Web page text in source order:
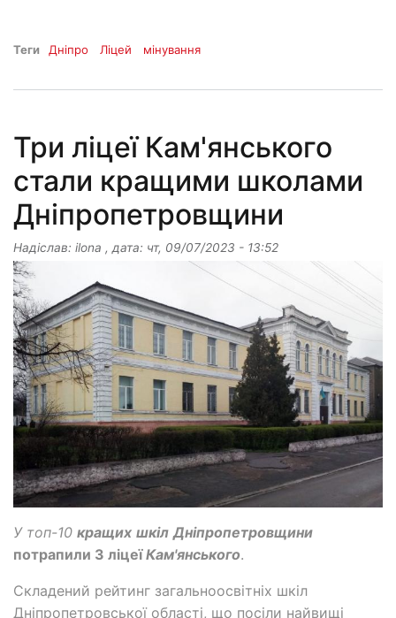
Теги Дніпро Ліцей мінування
Три ліцеї Кам'янського
стали кращими школами
Дніпропетровщини
Надіслав: ilona , дата: чт, 09/07/2023 - 13:52
У топ-10 кращих шкіл Дніпропетровщини
потрапили 3 ліцеїКам'янського.
Складений рейтинг загальноосвітніх шкіл
Дніпропетровської області, що посіли найвищі